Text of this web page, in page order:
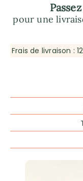
pour une
Frais de livraison :